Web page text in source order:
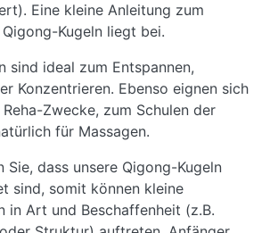
Eine kleine Anleitung zum
Kugeln liegt bei.
sind ideal zum Entspannen,
Konzentrieren. Ebenso eignen sich
Zwecke, zum Schulen der
für Massagen.
Sie, dass unsere Qigong-Kugeln
sind, somit können kleine
in Art und Beschaffenheit (z.B.